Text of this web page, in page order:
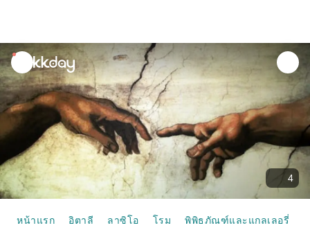
unread
notifications
4
หน้าแรก อิตาลี ลาซิโอ โรม พิพิธภัณฑ์และแกลเลอรี่